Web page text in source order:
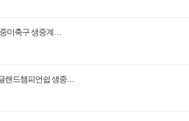
중미축구 생중계…
랜드챔피언쉽 생중…